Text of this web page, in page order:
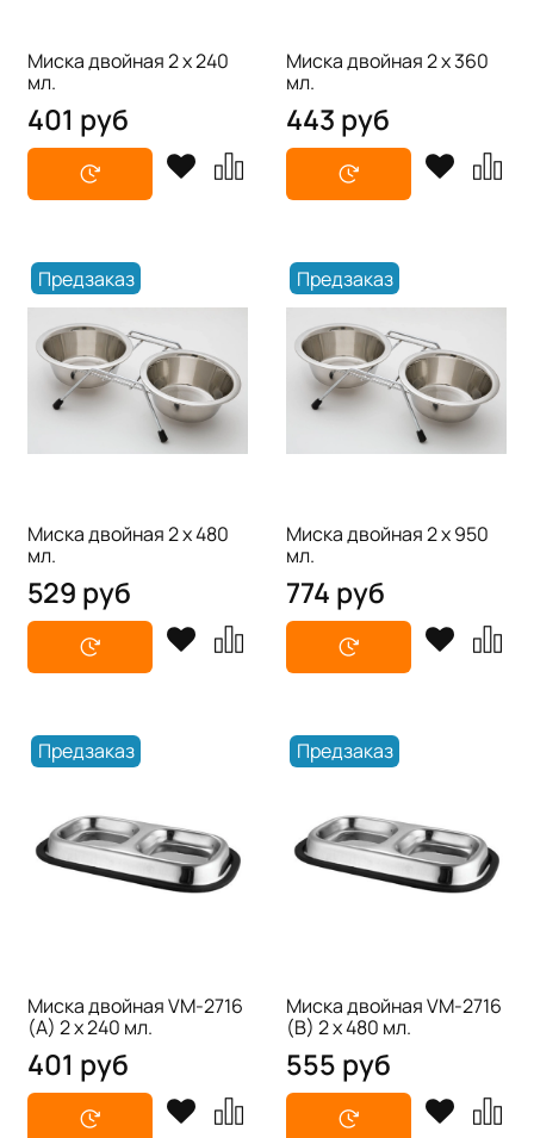
Миска двойная 2 х 240
мл.
401 руб
Миска двойная 2 х 360
мл.
443 руб
Предзаказ
Миска двойная 2 х 480
мл.
529 руб
Предзаказ
Миска двойная 2 х 950
мл.
774 руб
Предзаказ
Миска двойная VM-2716
(A) 2 х 240 мл.
401 руб
Предзаказ
Миска двойная VM-2716
(B) 2 х 480 мл.
555 руб